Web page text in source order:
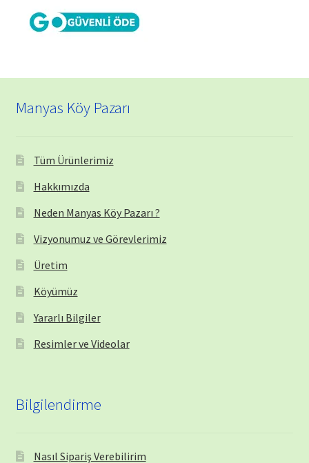
Manyas Köy Pazarı
Tüm Ürünlerimiz
Hakkımızda
Neden Manyas Köy Pazarı ?
Vizyonumuz ve Görevlerimiz
Üretim
Köyümüz
Yararlı Bilgiler
Resimler ve Videolar
Bilgilendirme
Nasıl Sipariş Verebilirim